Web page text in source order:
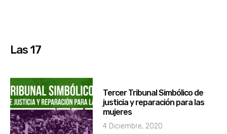
Las 17
Tercer Tribunal Simbólico de
justicia y reparación para las
mujeres
4 Diciembre, 2020